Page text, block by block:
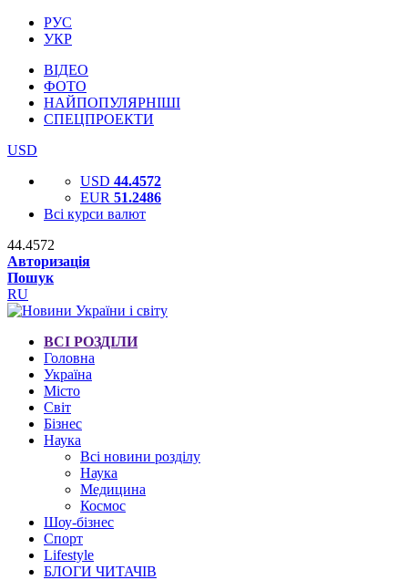
РУС
УКР
ВІДЕО
ФОТО
НАЙПОПУЛЯРНІШІ
СПЕЦПРОЕКТИ
USD
USD 44.4572
EUR 51.2486
Всі курси валют
44.4572
Авторизація
Пошук
RU
ВСІ РОЗДІЛИ
Головна
Україна
Місто
Світ
Бізнес
Наука
Всі новини розділу
Наука
Медицина
Космос
Шоу-бізнес
Спорт
Lifestyle
БЛОГИ ЧИТАЧІВ